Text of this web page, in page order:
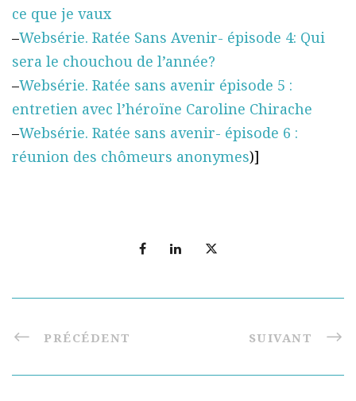
ce que je vaux
–Websérie. Ratée Sans Avenir- épisode 4: Qui
sera le chouchou de l’année?
–Websérie. Ratée sans avenir épisode 5 :
entretien avec l’héroïne Caroline Chirache
–Websérie. Ratée sans avenir- épisode 6 :
réunion des chômeurs anonymes)]
PRÉCÉDENT SUIVANT